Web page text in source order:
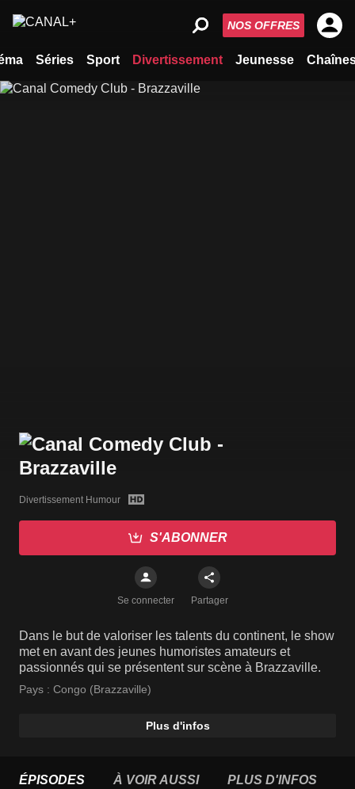
Séries Sport Divertissement Jeunesse
NOS OFFRES
Divertissement Humour
S'ABONNER
Se connecter Partager
Dans le but de valoriser les talents du continent, le show
met en avant des jeunes humoristes amateurs et
passionnés qui se présentent sur scène à Brazzaville.
Pays : Congo (Brazzaville)
Plus d'infos
ÉPISODES À VOIR AUSSI PLUS D'INFOS